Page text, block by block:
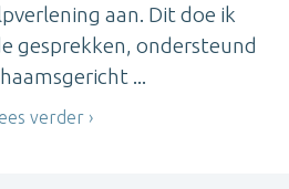
aan. Dit doe ik
gesprekken, ondersteund
...
verder